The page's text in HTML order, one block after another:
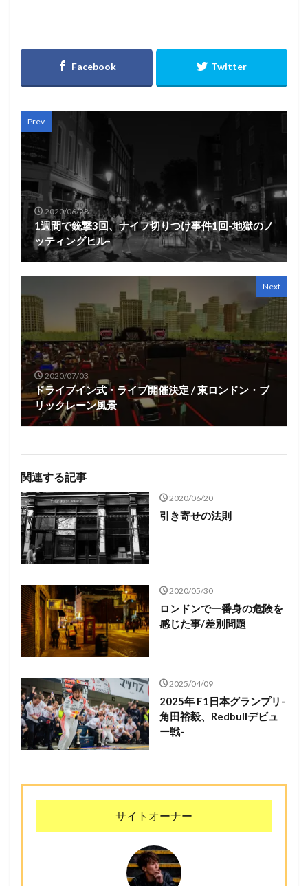
Prev
2020/06/28
1週間で銃撃3回、ナイフ切りつけ事件1回-地獄のノ
ッティングヒル-
Next
2020/07/03
ドライブイン式・ライブ開催決定 / 東ロンドン・ブ
リックレーン風景
関連する記事
2020/06/20
引き寄せの法則
2020/05/30
ロンドンで一番身の危険を
感じた事/差別問題
2025/04/09
2025年 F1日本グランプリ-
角田裕毅、Redbullデビュ
ー戦-
サイトオーナー